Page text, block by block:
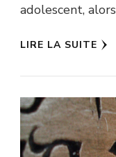
adolescent,
LIRE LA SUITE